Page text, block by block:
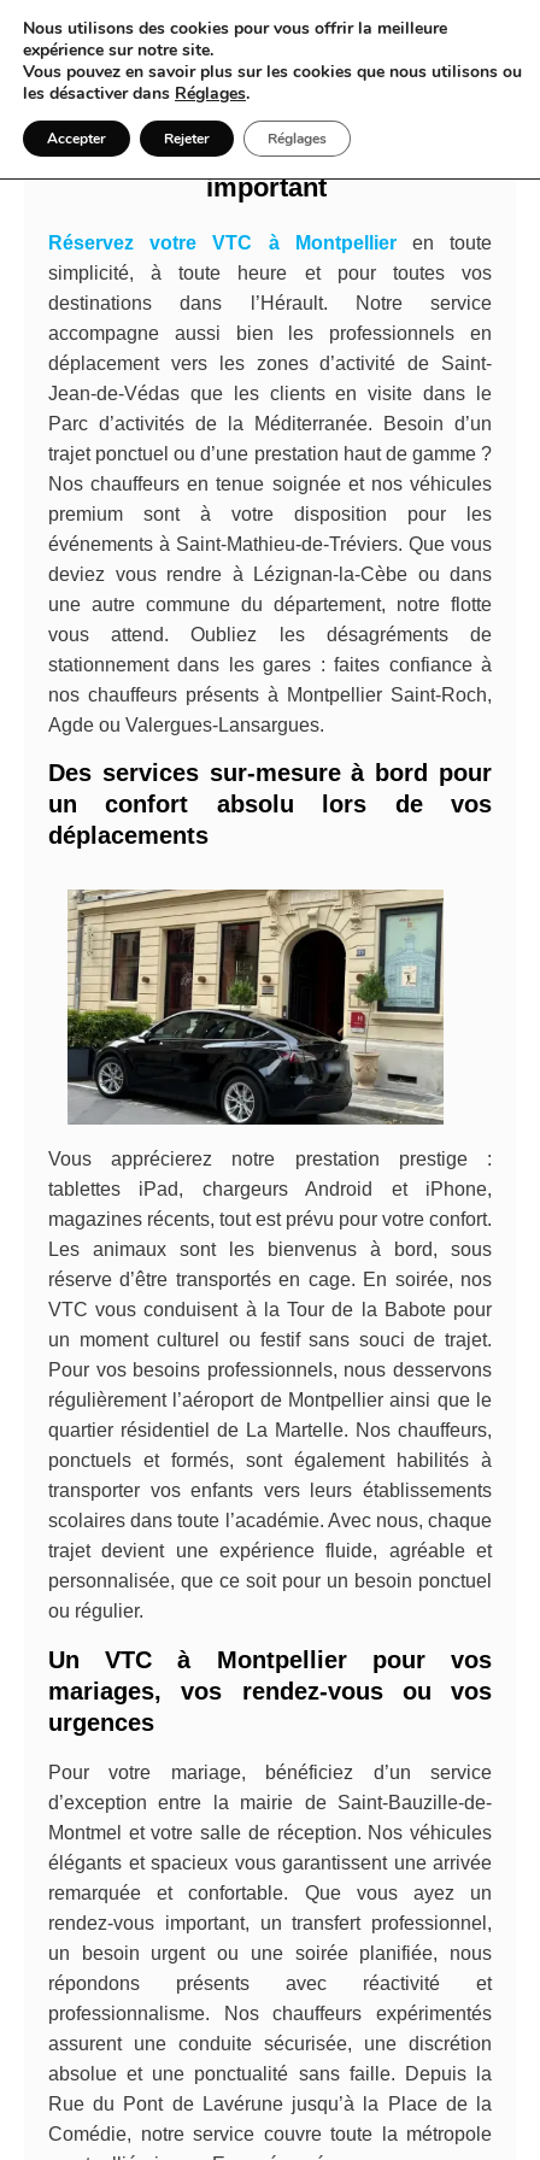
Laissez-vous transporter par
l’expérience unique d’un VTC à
Montpellier pour chaque instant
important
Réservez votre VTC à Montpellieren toute
simplicité, à toute heure et pour toutes vos
destinations dans l’Hérault. Notre service
accompagne aussi bien les professionnels en
déplacement vers les zones d’activité de Saint-
Jean-de-Védas que les clients en visite dans le
Parc d’activités de la Méditerranée. Besoin d’un
trajet ponctuel ou d’une prestation haut de gamme ?
Nos chauffeurs en tenue soignée et nos véhicules
premium sont à votre disposition pour les
événements à Saint-Mathieu-de-Tréviers. Que vous
deviez vous rendre à Lézignan-la-Cèbe ou dans
une autre commune du département, notre flotte
vous attend. Oubliez les désagréments de
stationnement dans les gares : faites confiance à
nos chauffeurs présents à Montpellier Saint-Roch,
Agde ou Valergues-Lansargues.
Des services sur-mesure à bord pour
un confort absolu lors de vos
déplacements
Vous apprécierez notre prestation prestige :
tablettes iPad, chargeurs Android et iPhone,
magazines récents, tout est prévu pour votre confort.
Les animaux sont les bienvenus à bord, sous
réserve d’être transportés en cage. En soirée, nos
VTC vous conduisent à la Tour de la Babote pour
un moment culturel ou festif sans souci de trajet.
Pour vos besoins professionnels, nous desservons
régulièrement l’aéroport de Montpellier ainsi que le
quartier résidentiel de La Martelle. Nos chauffeurs,
ponctuels et formés, sont également habilités à
transporter vos enfants vers leurs établissements
scolaires dans toute l’académie. Avec nous, chaque
trajet devient une expérience fluide, agréable et
personnalisée, que ce soit pour un besoin ponctuel
ou régulier.
Un VTC à Montpellier pour vos
mariages, vos rendez-vous ou vos
urgences
Pour votre mariage, bénéficiez d’un service
d’exception entre la mairie de Saint-Bauzille-de-
Montmel et votre salle de réception. Nos véhicules
élégants et spacieux vous garantissent une arrivée
remarquée et confortable. Que vous ayez un
rendez-vous important, un transfert professionnel,
un besoin urgent ou une soirée planifiée, nous
répondons présents avec réactivité et
professionnalisme. Nos chauffeurs expérimentés
assurent une conduite sécurisée, une discrétion
absolue et une ponctualité sans faille. Depuis la
Rue du Pont de Lavérune jusqu’à la Place de la
Comédie, notre service couvre toute la métropole
Nous utilisons des cookies pour vous offrir la meilleure
expérience sur notre site.
Vous pouvez en savoir plus sur les cookies que nous utilisons ou
les désactiver dans Réglages.
Accepter Rejeter Réglages